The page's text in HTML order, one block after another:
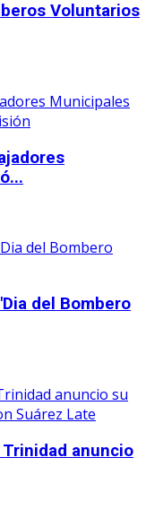
Voluntarios
del Bombero
anuncio